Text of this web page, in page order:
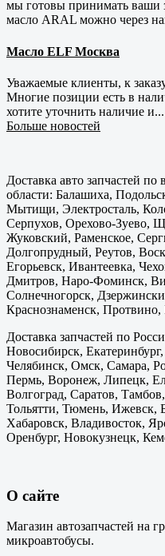
мы готовы принимать ваши
масло ARAL можно через
Масло ELF Москва
Уважаемые клиенты, к
Многие позиции есть в
хотите уточнить наличие и...
Больше новостей
Доставка авто запчастей
области: Балашиха,
Мытищи, Электросталь,
Серпухов, Орехово-Зуево,
Жуковский, Раменское,
Долгопрудный, Реутов,
Егорьевск, Ивантеевка,
Дмитров, Наро-Фоминск,
Солнечногорск,
Краснознаменск,
Доставка запчастей по
Новосибирск,
Челябинск, Омск, Самара,
Пермь, Воронеж, Липецк,
Волгоград, Саратов,
Тольятти, Тюмень, Ижевск,
Хабаровск, Владивосток,
Оренбург, Новокузнецк,
О сайте
Магазин автозапчастей на
микроавтобусы.